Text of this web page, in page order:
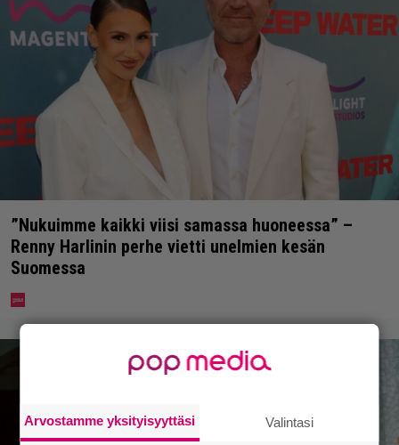
”Nukuimme kaikki viisi samassa huoneessa” –
Renny Harlinin perhe vietti unelmien kesän
Suomessa
Arvostamme yksityisyyttäsi Valintasi